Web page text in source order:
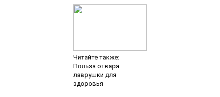
Читайте также:
Польза отвара
лаврушки для
здоровья